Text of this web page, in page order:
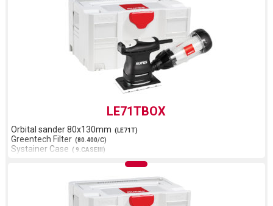
LE71TBOX
Orbital sander 80x130mm (LE71T)
Greentech Filter (80.400/C)
Systainer Case ( 9.CASEIII)